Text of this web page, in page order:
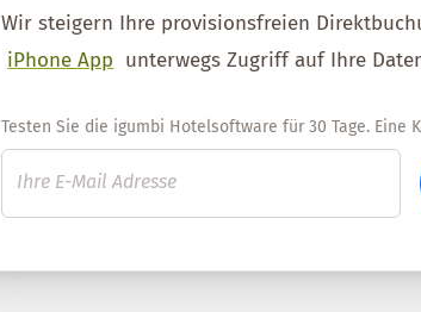
Wir steigern Ihre provisionsfreien
iPhone App unterwegs Zugriff auf Ihre
Testen Sie die igumbi Hotelsoftware für 30 Tage.